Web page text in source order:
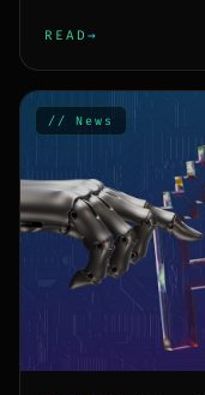
READ →
// News